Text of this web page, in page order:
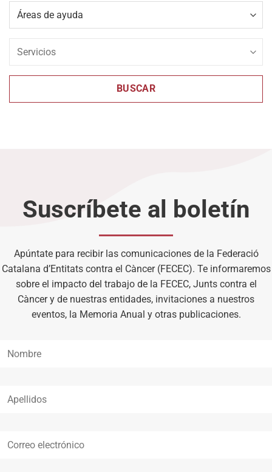
BUSCAR
Suscríbete al boletín
Apúntate para recibir las comunicaciones de la Federació
Catalana d’Entitats contra el Càncer (FECEC). Te informaremos
sobre el impacto del trabajo de la FECEC, Junts contra el
Càncer y de nuestras entidades, invitaciones a nuestros
eventos, la Memoria Anual y otras publicaciones.